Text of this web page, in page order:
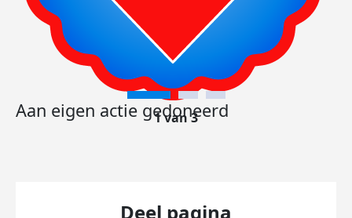
Aan eigen actie gedoneerd
1 van 3
Deel pagina